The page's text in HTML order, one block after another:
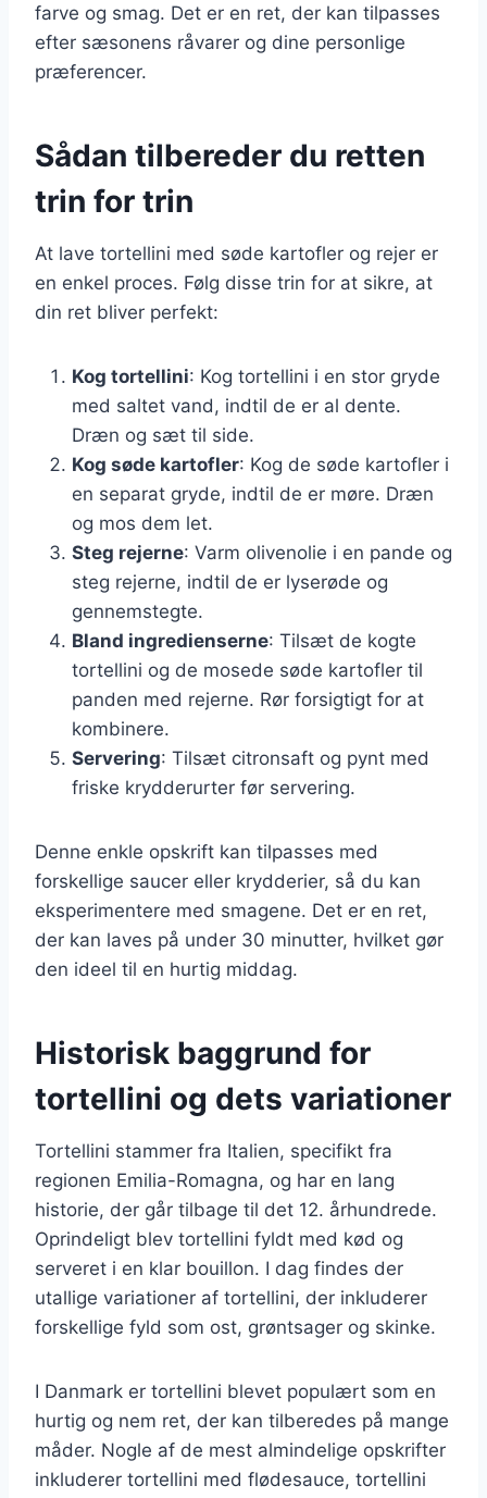
farve og smag. Det er en ret, der kan tilpasses
efter sæsonens råvarer og dine personlige
præferencer.
Sådan tilbereder du retten
trin for trin
At lave tortellini med søde kartofler og rejer er
en enkel proces. Følg disse trin for at sikre, at
din ret bliver perfekt:
Kog tortellini: Kog tortellini i en stor gryde
med saltet vand, indtil de er al dente.
Dræn og sæt til side.
Kog søde kartofler: Kog de søde kartofler i
en separat gryde, indtil de er møre. Dræn
og mos dem let.
Steg rejerne: Varm olivenolie i en pande og
steg rejerne, indtil de er lyserøde og
gennemstegte.
Bland ingredienserne: Tilsæt de kogte
tortellini og de mosede søde kartofler til
panden med rejerne. Rør forsigtigt for at
kombinere.
Servering: Tilsæt citronsaft og pynt med
friske krydderurter før servering.
Denne enkle opskrift kan tilpasses med
forskellige saucer eller krydderier, så du kan
eksperimentere med smagene. Det er en ret,
der kan laves på under 30 minutter, hvilket gør
den ideel til en hurtig middag.
Historisk baggrund for
tortellini og dets variationer
Tortellini stammer fra Italien, specifikt fra
regionen Emilia-Romagna, og har en lang
historie, der går tilbage til det 12. århundrede.
Oprindeligt blev tortellini fyldt med kød og
serveret i en klar bouillon. I dag findes der
utallige variationer af tortellini, der inkluderer
forskellige fyld som ost, grøntsager og skinke.
I Danmark er tortellini blevet populært som en
hurtig og nem ret, der kan tilberedes på mange
måder. Nogle af de mest almindelige opskrifter
inkluderer tortellini med flødesauce, tortellini